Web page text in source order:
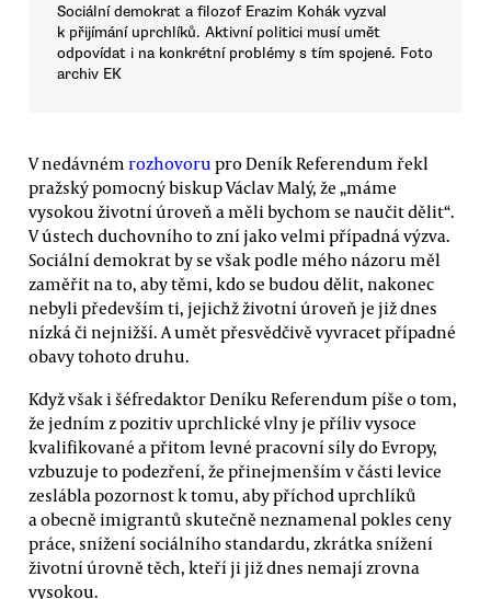
Sociální demokrat a filozof Erazim Kohák vyzval
k přijímání uprchlíků. Aktivní politici musí umět
odpovídat i na konkrétní problémy s tím spojené. Foto
archiv EK
V nedávném rozhovoru pro Deník Referendum řekl
pražský pomocný biskup Václav Malý, že „máme
vysokou životní úroveň a měli bychom se naučit dělit“.
V ústech duchovního to zní jako velmi případná výzva.
Sociální demokrat by se však podle mého názoru měl
zaměřit na to, aby těmi, kdo se budou dělit, nakonec
nebyli především ti, jejichž životní úroveň je již dnes
nízká či nejnižší. A umět přesvědčivě vyvracet případné
obavy tohoto druhu.
Když však i šéfredaktor Deníku Referendum píše o tom,
že jedním z pozitiv uprchlické vlny je příliv vysoce
kvalifikované a přitom levné pracovní síly do Evropy,
vzbuzuje to podezření, že přinejmenším v části levice
zeslábla pozornost k tomu, aby příchod uprchlíků
a obecně imigrantů skutečně neznamenal pokles ceny
práce, snížení sociálního standardu, zkrátka snížení
životní úrovně těch, kteří ji již dnes nemají zrovna
vysokou.